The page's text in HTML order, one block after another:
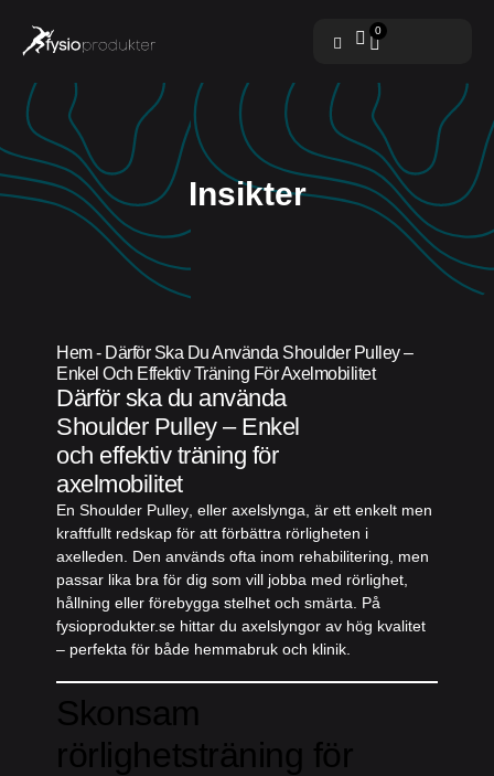
0
Insikter
Hem- Därför Ska Du Använda Shoulder Pulley –
Enkel Och Effektiv Träning För Axelmobilitet
Därför ska du använda
Shoulder Pulley – Enkel
och effektiv träning för
axelmobilitet
EnShoulder Pulley , elleraxelslynga , är ett enkelt men
kraftfullt redskap för att förbättra rörligheten i
axelleden. Den används ofta inom rehabilitering, men
passar lika bra för dig som vill jobba med rörlighet,
hållning eller förebygga stelhet och smärta. På
fysioprodukter.se hittar du axelslyngor av hög kvalitet
– perfekta för både hemmabruk och klinik.
Skonsam
rörlighetsträning för